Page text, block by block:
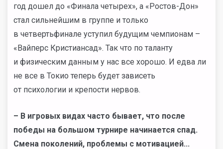
год дошел до «Финала четырех», а «Ростов-Дон»
стал сильнейшим в группе и только
в четвертьфинале уступил будущим чемпионам –
«Вайперс Кристиансад». Так что по таланту
и физическим данным у нас все хорошо. И едва ли
не все в Токио теперь будет зависеть
от психологии и крепости нервов.
– В игровых видах часто бывает, что после
победы на большом турнире начинается спад.
Смена поколений, проблемы с мотивацией...